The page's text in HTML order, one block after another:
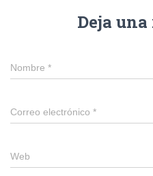
Deja una
Nombre *
Correo electrónico *
Web